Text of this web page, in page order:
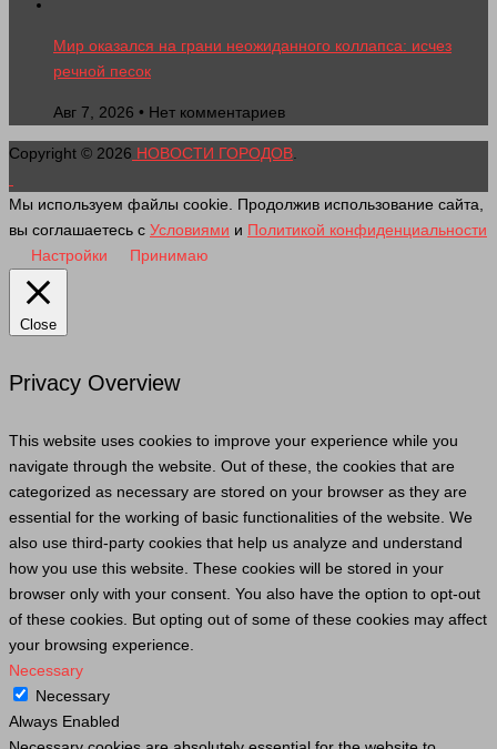
Мир оказался на грани неожиданного коллапса: исчез
речной песок
Авг 7, 2026 • Нет комментариев
Copyright © 2026 НОВОСТИ ГОРОДОВ
Мы используем файлы cookie. Продолжив использование сайта,
вы соглашаетесь с Условиями и Политикой конфиденциальности
Настройки
Принимаю
Close
Privacy Overview
This website uses cookies to improve your experience while you
navigate through the website. Out of these, the cookies that are
categorized as necessary are stored on your browser as they are
essential for the working of basic functionalities of the website. We
also use third-party cookies that help us analyze and understand
how you use this website. These cookies will be stored in your
browser only with your consent. You also have the option to opt-out
of these cookies. But opting out of some of these cookies may affect
your browsing experience.
Necessary
Necessary
Always Enabled